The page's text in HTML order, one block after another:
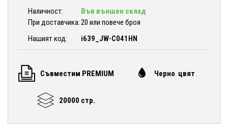
Наличност:
Във външен склад
При доставчика:20 или повече броя
Нашият код:
i639_JW-C041HN
Съвместим PREMIUM Черно цвят
20000 стр.